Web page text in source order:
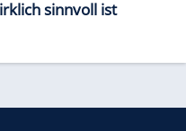
sinnvoll ist